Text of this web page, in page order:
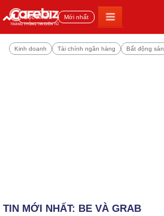
Đọc nhiều Mới nhất
Kinh doanh Tài chính ngân hàng Bất động sản
TIN MỚI NHẤT: BE VÀ GRAB